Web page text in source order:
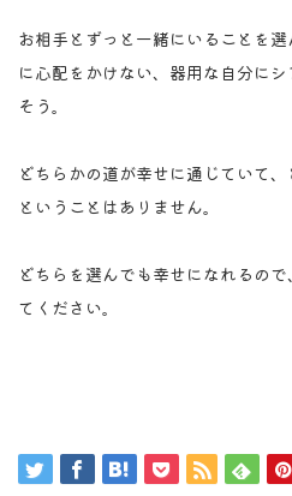
お相手とずっと一緒にいることを
に心配をかけない、器用な自分に
そう。
どちらかの道が幸せに通じていて
ということはありません。
どちらを選んでも幸せになれるの
てください。